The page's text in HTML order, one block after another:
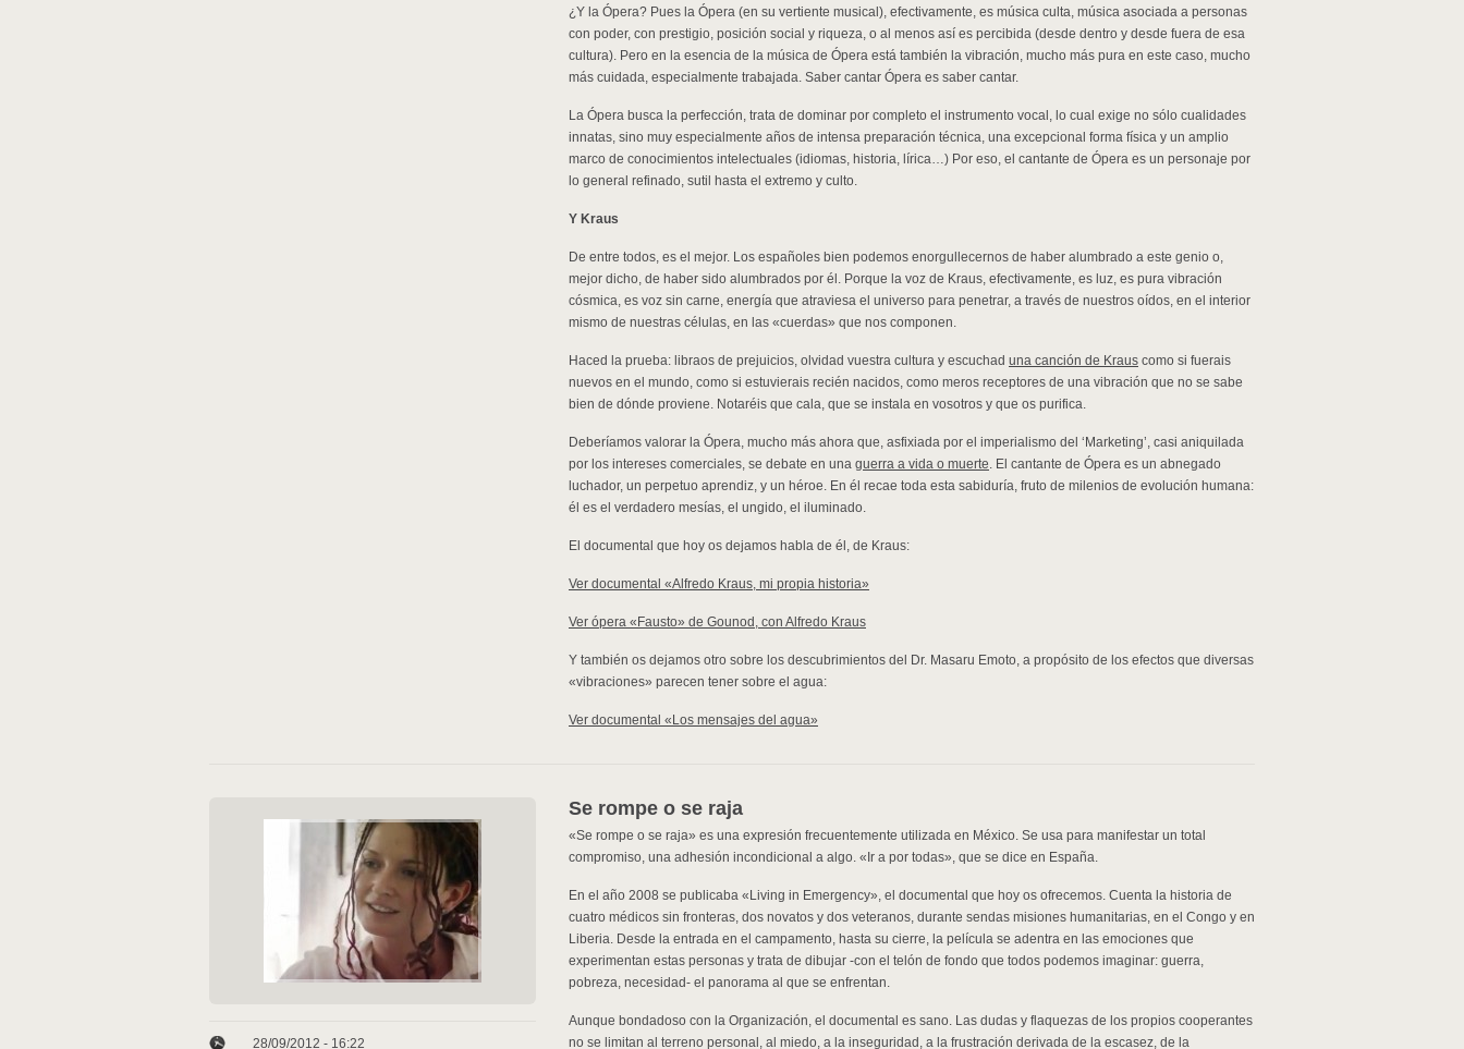
¿Y la Ópera? Pues la Ópera (en su vertiente musical), efectivamente, es música culta, música asociada a personas
con poder, con prestigio, posición social y riqueza, o al menos así es percibida (desde dentro y desde fuera de esa
cultura). Pero en la esencia de la música de Ópera está también la vibración, mucho más pura en este caso, mucho
más cuidada, especialmente trabajada. Saber cantar Ópera es saber cantar.
La Ópera busca la perfección, trata de dominar por completo el instrumento vocal, lo cual exige no sólo cualidades
innatas, sino muy especialmente años de intensa preparación técnica, una excepcional forma física y un amplio
marco de conocimientos intelectuales (idiomas, historia, lírica…) Por eso, el cantante de Ópera es un personaje por
lo general refinado, sutil hasta el extremo y culto.
Y Kraus
De entre todos, es el mejor. Los españoles bien podemos enorgullecernos de haber alumbrado a este genio o,
mejor dicho, de haber sido alumbrados por él. Porque la voz de Kraus, efectivamente, es luz, es pura vibración
cósmica, es voz sin carne, energía que atraviesa el universo para penetrar, a través de nuestros oídos, en el interior
mismo de nuestras células, en las «cuerdas» que nos componen.
Haced la prueba: libraos de prejuicios, olvidad vuestra cultura y escuchad una canción de Kraus como si fuerais
nuevos en el mundo, como si estuvierais recién nacidos, como meros receptores de una vibración que no se sabe
bien de dónde proviene. Notaréis que cala, que se instala en vosotros y que os purifica.
Deberíamos valorar la Ópera, mucho más ahora que, asfixiada por el imperialismo del ‘Marketing’, casi aniquilada
por los intereses comerciales, se debate en una guerra a vida o muerte. El cantante de Ópera es un abnegado
luchador, un perpetuo aprendiz, y un héroe. En él recae toda esta sabiduría, fruto de milenios de evolución humana:
él es el verdadero mesías, el ungido, el iluminado.
El documental que hoy os dejamos habla de él, de Kraus:
Ver documental «Alfredo Kraus, mi propia historia»
Ver ópera «Fausto» de Gounod, con Alfredo Kraus
Y también os dejamos otro sobre los descubrimientos del Dr. Masaru Emoto, a propósito de los efectos que diversas
«vibraciones» parecen tener sobre el agua:
Ver documental «Los mensajes del agua»
28/09/2012 - 16:22
Se rompe o se raja
«Se rompe o se raja» es una expresión frecuentemente utilizada en México. Se usa para manifestar un total
compromiso, una adhesión incondicional a algo. «Ir a por todas», que se dice en España.
En el año 2008 se publicaba «Living in Emergency», el documental que hoy os ofrecemos. Cuenta la historia de
cuatro médicos sin fronteras, dos novatos y dos veteranos, durante sendas misiones humanitarias, en el Congo y en
Liberia. Desde la entrada en el campamento, hasta su cierre, la película se adentra en las emociones que
experimentan estas personas y trata de dibujar -con el telón de fondo que todos podemos imaginar: guerra,
pobreza, necesidad- el panorama al que se enfrentan.
Aunque bondadoso con la Organización, el documental es sano. Las dudas y flaquezas de los propios cooperantes
no se limitan al terreno personal, al miedo, a la inseguridad, a la frustración derivada de la escasez, de la